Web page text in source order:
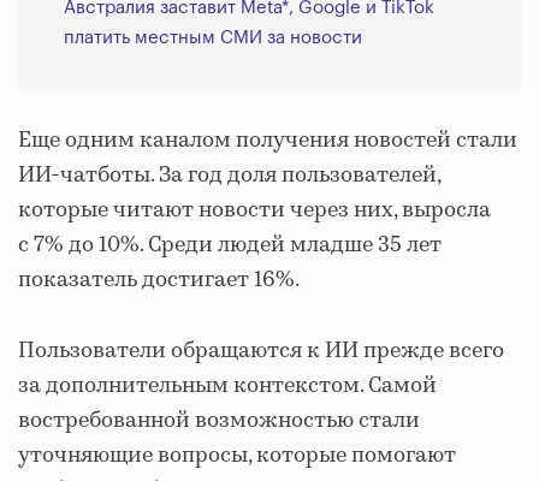
Австралия заставит Meta*, Google и TikTok
платить местным СМИ за новости
Еще одним каналом получения новостей стали
ИИ-чатботы. За год доля пользователей,
которые читают новости через них, выросла
с 7% до 10%. Среди людей младше 35 лет
показатель достигает 16%.
Пользователи обращаются к ИИ прежде всего
за дополнительным контекстом. Самой
востребованной возможностью стали
уточняющие вопросы, которые помогают